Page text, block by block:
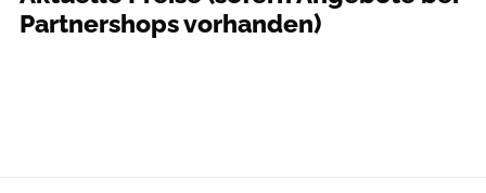
Partnershops vorhanden)